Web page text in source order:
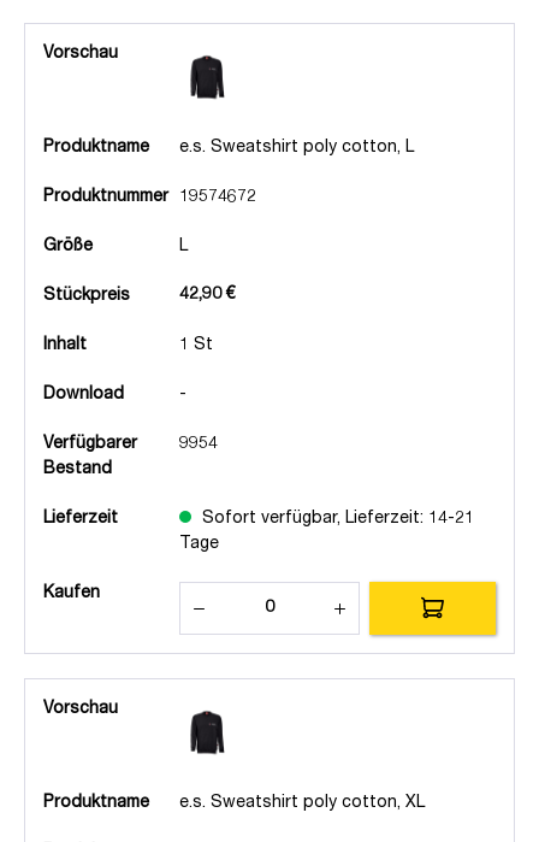
Vorschau
Produktname e.s. Sweatshirt poly cotton, L
Produktnummer 19574672
Größe L
Stückpreis 42,90 €
Inhalt 1 St
Download -
Verfügbarer
Bestand
9954
Lieferzeit
Sofort verfügbar, Lieferzeit: 14-21
Tage
Kaufen
Vorschau
Produktname e.s. Sweatshirt poly cotton, XL